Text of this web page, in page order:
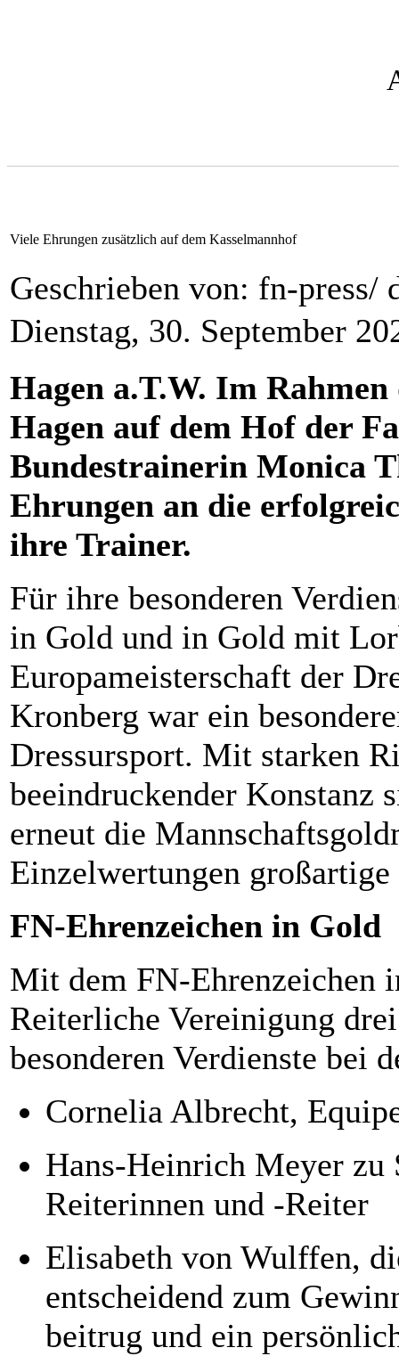
Viele Ehrungen zusätzlich auf dem Kasselmannhof
Geschrieben von: fn-press/
Dienstag, 30. September
Hagen a.T.W. Im
Hagen auf dem Hof der
Bundestrainerin Monica
Ehrungen an die
ihre Trainer.
Für ihre besonderen
in Gold und in Gold mit
Europameisterschaft der
Kronberg war ein
Dressursport. Mit starken
beeindruckender Konstanz
erneut die
Einzelwertungen
FN-Ehrenzeichen in Gold
Mit dem FN-Ehrenzeichen
Reiterliche Vereinigung
besonderen Verdienste bei
Cornelia Albrecht,
Hans-Heinrich Meyer zu
Reiterinnen und -Reiter
Elisabeth von Wulffen,
entscheidend zum
beitrug und ein